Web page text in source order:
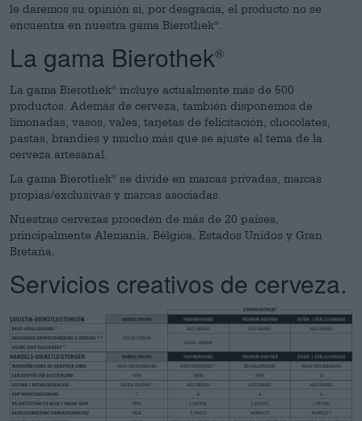
le daremos su opinión si, por desgracia, el producto no se
encuentra en nuestra gama Bierothek®
La gama Bierothek®
La gama Bierothek®
incluye actualmente más de 500
productos. Además de cerveza, también disponemos de
limonadas, vasos, vales, tarjetas de felicitación, chocolates,
pastas, brandies y mucho más que se ajuste al tema de la
cerveza artesanal.
La gama Bierothek®
se divide en marcas privadas, marcas
propias/exclusivas y marcas asociadas.
Nuestras cervezas proceden de más de 20 países,
principalmente Alemania, Bélgica, Estados Unidos y Gran
Bretaña.
Servicios creativos de cerveza.